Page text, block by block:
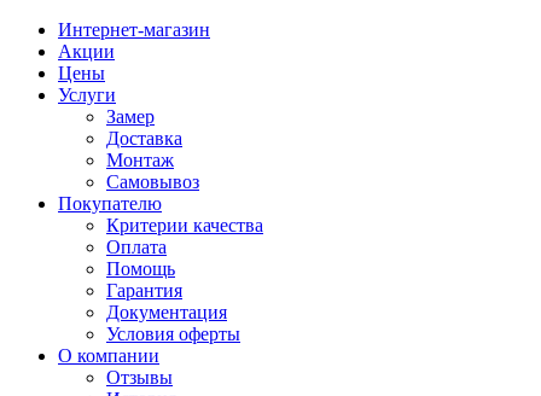
Интернет-магазин
Акции
Цены
Услуги
Замер
Доставка
Монтаж
Самовывоз
Покупателю
Критерии качества
Оплата
Помощь
Гарантия
Документация
Условия оферты
О компании
Отзывы